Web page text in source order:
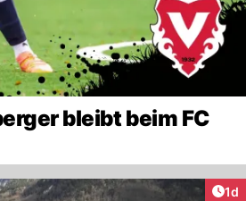
bleibt beim FC
1d